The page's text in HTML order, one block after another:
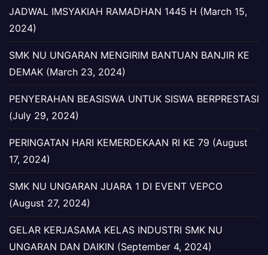
JADWAL IMSYAKIAH RAMADHAN 1445 H (March 15,
2024)
SMK NU UNGARAN MENGIRIM BANTUAN BANJIR KE
DEMAK (March 23, 2024)
PENYERAHAN BEASISWA UNTUK SISWA BERPRESTASI
(July 29, 2024)
PERINGATAN HARI KEMERDEKAAN RI KE 79 (August
17, 2024)
SMK NU UNGARAN JUARA 1 DI EVENT VEPCO
(August 27, 2024)
GELAR KERJASAMA KELAS INDUSTRI SMK NU
UNGARAN DAN DAIKIN (September 4, 2024)